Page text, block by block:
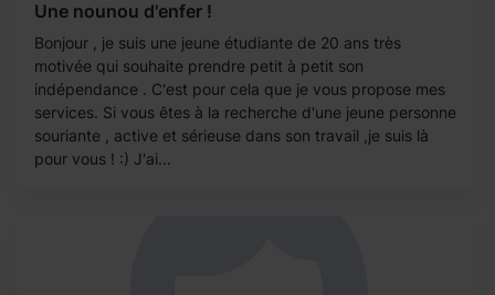
Une nounou d'enfer !
Bonjour , je suis une jeune étudiante de 20 ans très
motivée qui souhaite prendre petit à petit son
indépendance . C'est pour cela que je vous propose mes
services. Si vous êtes à la recherche d'une jeune personne
souriante , active et sérieuse dans son travail ,je suis là
pour vous ! :) J'ai...